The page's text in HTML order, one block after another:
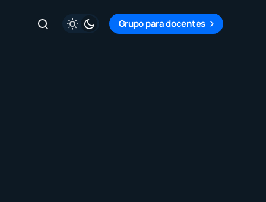
Grupo para docentes